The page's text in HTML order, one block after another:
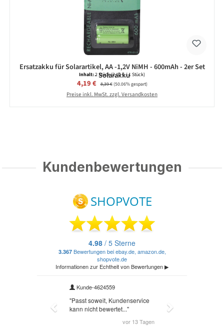
Ersatzakku für Solarartikel, AA -1,2V NiMH - 600mAh - 2er Set
- Solarakku
Inhalt:2 Stück(2,10 € / 1 Stück)
Verkaufspreis:
4,19 € Regulärer Preis:
8,39 €(50.06% gespart)
Preise inkl. MwSt. zzgl. Versandkosten
Kundenbewertungen